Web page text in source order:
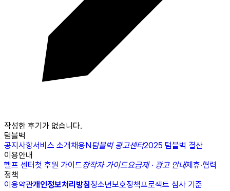
작성한 후기가 없습니다.
텀블벅
공지사항서비스 소개채용N텀블벅 광고센터2025 텀블벅 결산
이용안내
헬프 센터첫 후원 가이드창작자 가이드요금제 · 광고 안내제휴·협력
정책
이용약관개인정보처리방침청소년보호정책프로젝트 심사 기준